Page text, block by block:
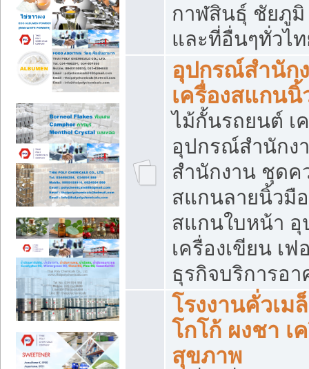
กาฬสินธุ์ ชัยภู
และที่อื่นๆทั่วไ
อุปกรณ์สำนัก
เครื่องสแกนนิ้
ไม้กั้นรถยนต์ เ
อุปกรณ์สำนักง
สำนักงาน ชุดค
สแกนลายนิ้วมื
สแกนใบหน้า
เครื่องเขียน เ
ธุรกิจบริการอ
โรงงานคั่วเม
โกโก้ ผงชา เ
สุขภาพ